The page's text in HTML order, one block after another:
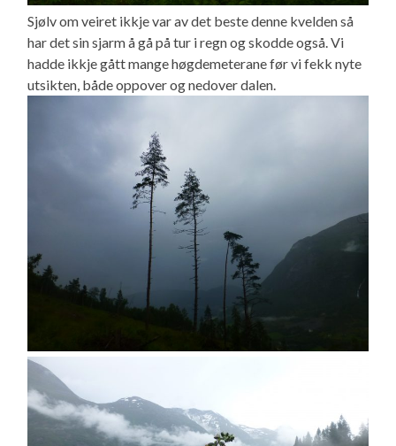
Sjølv om veiret ikkje var av det beste denne kvelden så
har det sin sjarm å gå på tur i regn og skodde også. Vi
hadde ikkje gått mange høgdemeterane før vi fekk nyte
utsikten, både oppover og nedover dalen.